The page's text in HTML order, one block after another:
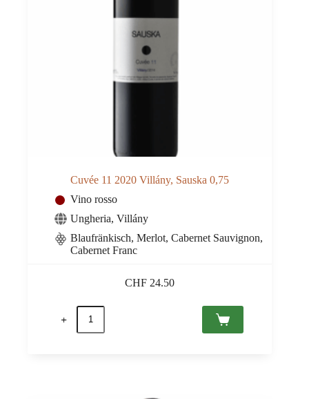
Cuvée 11 2020 Villány, Sauska 0,75
Vino rosso
Ungheria, Villány
Blaufränkisch, Merlot, Cabernet Sauvignon,
Cabernet Franc
CHF 24.50
Cuvée
2020